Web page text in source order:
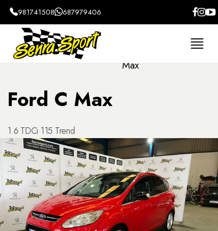
981741508 687979406
Home Coches
Max
Ford C Max
1.6 TDCi 115 Trend